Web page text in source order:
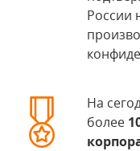
России
На
более